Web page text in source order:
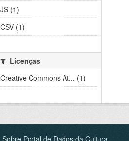
JS (1)
CSV (1)
Licenças
Creative Commons At... (1)
Sobre Portal de Dados da Cultura